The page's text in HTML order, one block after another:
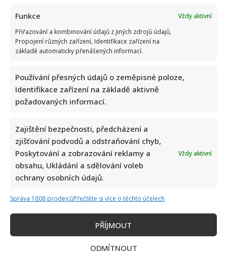
Funkce
Vždy aktivní
Přiřazování a kombinování údajů z jiných zdrojů údajů,
Propojení různých zařízení, Identifikace zařízení na
základě automaticky přenášených informací.
Používání přesných údajů o zeměpisné poloze,
Identifikace zařízení na základě aktivně
požadovaných informací.
Zajištění bezpečnosti, předcházení a
zjišťování podvodů a odstraňování chyb,
Poskytování a zobrazování reklamy a
obsahu, Ukládání a sdělování voleb
ochrany osobních údajů.
Vždy aktivní
Správa 1808 prodejcůPřečtěte si více o těchto účelech
PŘÍJMOUT
ODMÍTNOUT
CENTRUM PARAPLE ČESKÉ CELEBRITY
ČT